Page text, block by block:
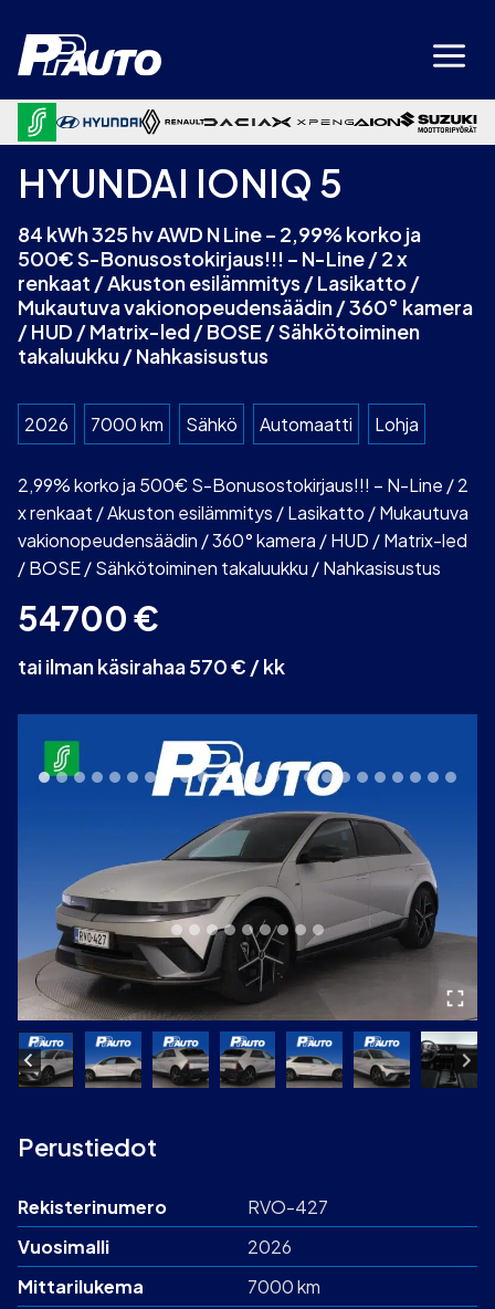
sisältöön
HYUNDAI IONIQ 5
84 kWh 325 hv AWD N Line – 2,99% korko ja
500€ S-Bonusostokirjaus!!! – N-Line / 2 x
renkaat / Akuston esilämmitys / Lasikatto /
Mukautuva vakionopeudensäädin / 360° kamera
/ HUD / Matrix-led / BOSE / Sähkötoiminen
takaluukku / Nahkasisustus
2026 7000 km Sähkö Automaatti Lohja
2,99% korko ja 500€ S-Bonusostokirjaus!!! – N-Line / 2
x renkaat / Akuston esilämmitys / Lasikatto / Mukautuva
vakionopeudensäädin / 360° kamera / HUD / Matrix-led
/ BOSE / Sähkötoiminen takaluukku / Nahkasisustus
54700€
tai ilman käsirahaa 570 € / kk
Perustiedot
Rekisterinumero
RVO-427
Vuosimalli
2026
Mittarilukema
7000 km